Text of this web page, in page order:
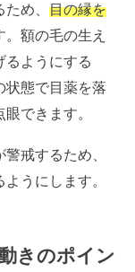
ため、目の縁を
。額の毛の生え
るようにする
状態で目薬を落
できます。
戒するため、
うにします。
きのポイン